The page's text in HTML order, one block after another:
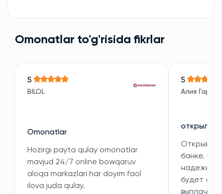
Omonatlar to'g'risida fikrlar
5
BILOL
Omonatlar
Hozirgi payta qulay omonatlar
mavjud 24/7 online bowqaruv
aloqa markazlari har doyim faol
ilova juda qulay.
5
Алия
открыла
банке.
будет